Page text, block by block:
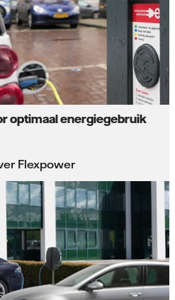
optimaal energiegebruik
Flexpower